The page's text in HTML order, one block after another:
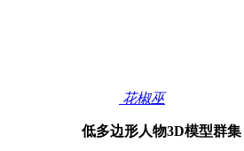
花椒巫
低多边形人物3D模型群集